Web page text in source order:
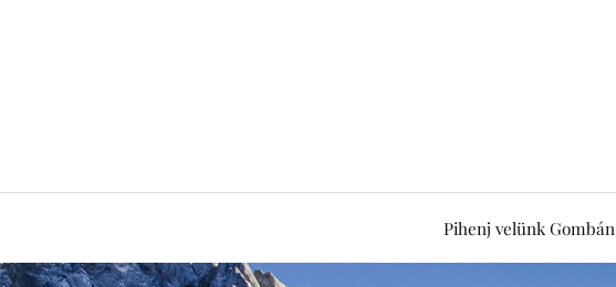
Pihenj velünk Gombán